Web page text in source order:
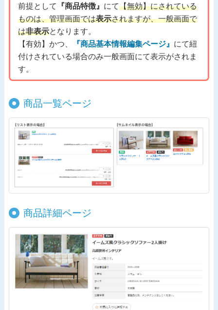
前提として 『商品特徴』 にて【無効】にされている
ものは、管理画面では表示されますが、一般画面で
は非表示となります。
【有効】かつ、
『商品基本情報編集ページ』 にて紐
付けされている場合のみ一般画面にて表示がされま
す。
商品一覧ページ
商品詳細ページ